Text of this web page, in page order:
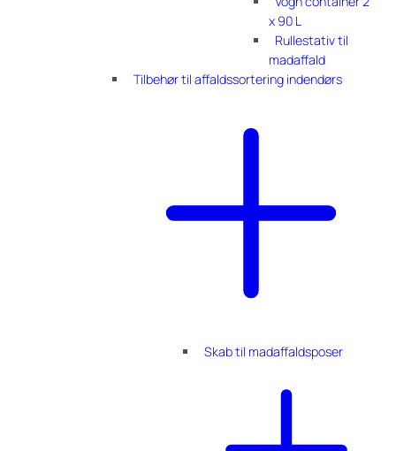
x 90 L
Rullestativ til
madaffald
Tilbehør til affaldssortering indendørs
Skab til madaffaldsposer